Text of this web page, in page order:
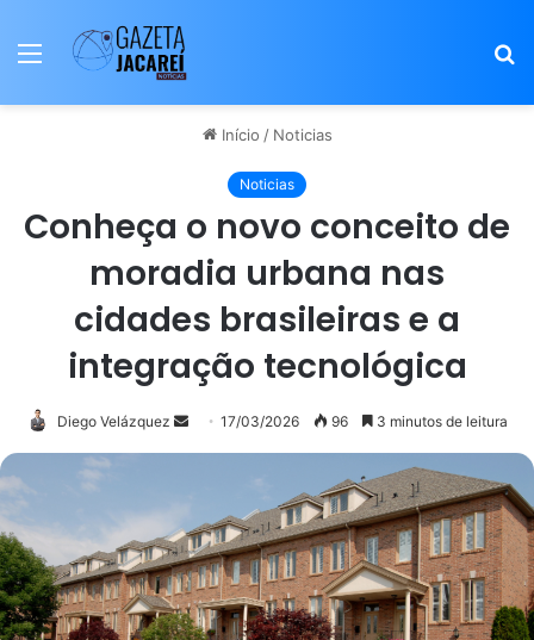
Menu
Início / Noticias
Noticias
Conheça o novo conceito de
moradia urbana nas
cidades brasileiras e a
integração tecnológica
Diego Velázquez
Mande
um
17/03/2026 96 3 minutos de leitura